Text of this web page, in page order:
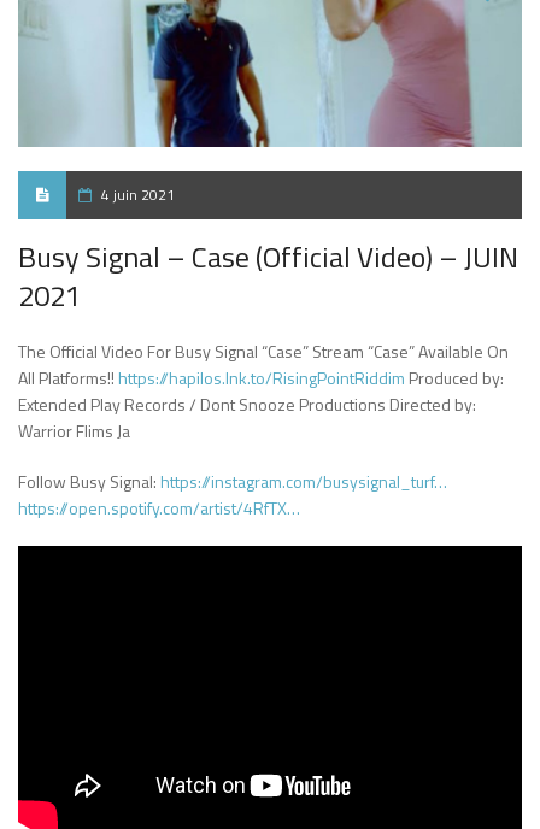
4 juin 2021
Busy Signal – Case (Official Video) – JUIN
2021
The Official Video For Busy Signal “Case” Stream “Case” Available On
All Platforms!! https://hapilos.lnk.to/RisingPointRiddim Produced by:
Extended Play Records / Dont Snooze Productions Directed by:
Warrior Flims Ja
Follow Busy Signal: https://instagram.com/busysignal_turf…
https://open.spotify.com/artist/4RfTX…